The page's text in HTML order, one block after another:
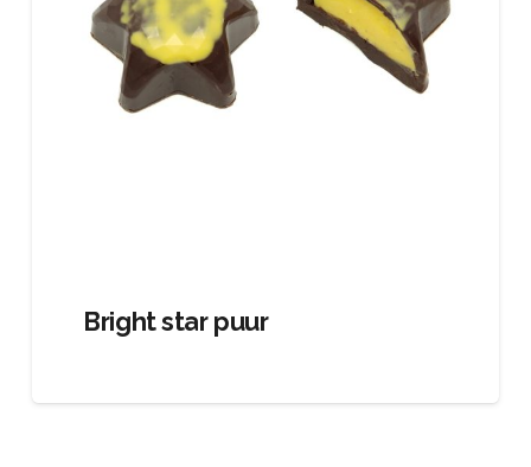
Bright star puur